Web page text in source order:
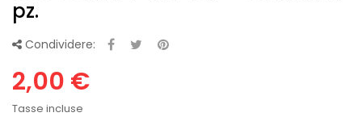
pz.
Condividere:
2,00 €
Tasse incluse